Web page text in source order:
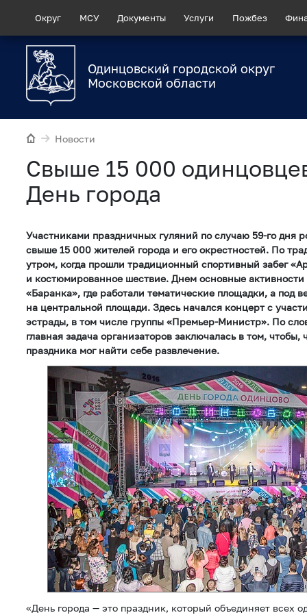
Округ МСУ Документы Услуги Пожбез
Одинцовский городской округ
Московской области
Новости
Свыше 15 000
День города
Участниками праздничных гуляний по случаю 59-го дня
свыше 15 000 жителей города и его окрестностей. По
утром, когда прошли традиционный спортивный забег
и костюмированное шествие. Днем основные активности
«Баранка», где работали тематические площадки, а под
на центральной площади. Здесь начался концерт с
эстрады, в том числе группы «Премьер-Министр». По
главная задача организаторов заключалась в том,
праздника мог найти себе развлечение.
«День города — это праздник, который объединяет всех